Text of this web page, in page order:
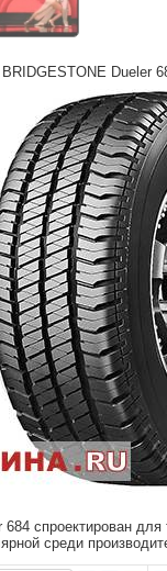
Dueler
684 спроектирован
среди